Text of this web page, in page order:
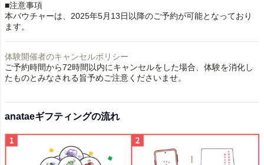
■注意事項
本バウチャーは、2025年5月13日以降のご予約が可能となっており
ます。
体験開催者のキャンセルポリシー
ご予約時間から72時間以内にキャンセルをした場合、体験を消化し
たものとみなされる旨予めご注意くださいませ。
anataeギフティングの流れ